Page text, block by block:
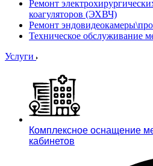
Ремонт
коагуляторов (ЭХВЧ)
Ремонт
Техническое обслуживание
Услуги
Комплексное оснащение
кабинетов